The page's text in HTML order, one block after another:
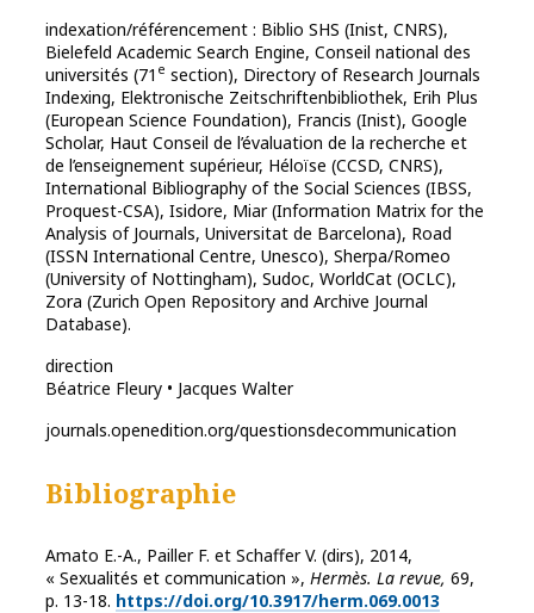
indexation/référencement : Biblio SHS (Inist, CNRS),
Bielefeld Academic Search Engine, Conseil national des
universités (71 e section), Directory of Research Journals
Indexing, Elektronische Zeitschriftenbibliothek, Erih Plus
(European Science Foundation), Francis (Inist), Google
Scholar, Haut Conseil de l’évaluation de la recherche et
de l’enseignement supérieur, Héloïse (CCSD, CNRS),
International Bibliography of the Social Sciences (IBSS,
Proquest-CSA), Isidore, Miar (Information Matrix for the
Analysis of Journals, Universitat de Barcelona), Road
(ISSN International Centre, Unesco), Sherpa/Romeo
(University of Nottingham), Sudoc, WorldCat (OCLC),
Zora (Zurich Open Repository and Archive Journal
Database).
direction
Béatrice Fleury • Jacques Walter
journals.openedition.org/questionsdecommunication
Bibliographie
Amato E.-A., Pailler F. et Schaffer V. (dirs), 2014,
« Sexualités et communication », Hermès. La revue, 69,
p. 13-18. https://doi.org/10.3917/herm.069.0013